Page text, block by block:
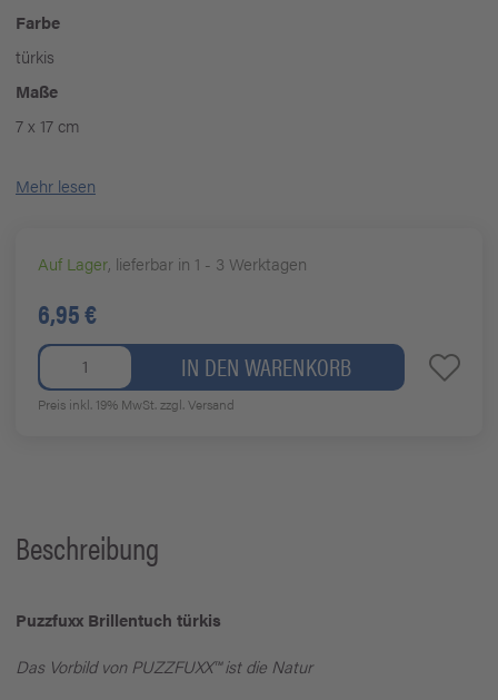
Farbe
türkis
Maße
7 x 17 cm
Mehr lesen
Auf Lager, lieferbar in 1 - 3 Werktagen
6,95 €
IN DEN WARENKORB
Preis inkl. 19% MwSt.zzgl. Versand
Beschreibung
Puzzfuxx Brillentuch türkis
Das Vorbild von PUZZFUXX™ ist die Natur